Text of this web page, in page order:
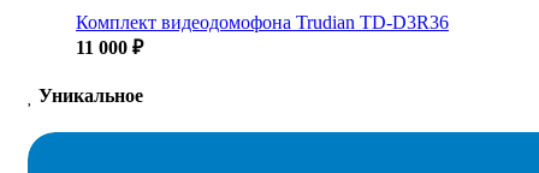
Комплект видеодомофона Trudian TD-D3R36
11 000 ₽
Уникальное